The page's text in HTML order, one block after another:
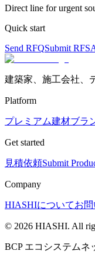
Direct line for urgent
Quick start
Send RFQSubmit RFS
建築家、施工会社、
Platform
プレミアム建材ブラ
Get started
見積依頼Submit
Company
HIASHIについてお
© 2026 HIASHI. All
BCP エコシステムネ